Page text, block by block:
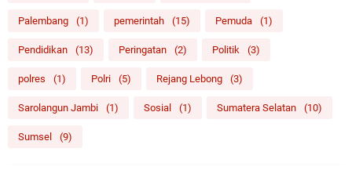
Palembang (1) pemerintah (15) Pemuda (1)
Pendidikan (13) Peringatan (2) Politik (3)
polres (1) Polri (5) Rejang Lebong (3)
Sarolangun Jambi (1) Sosial (1) Sumatera Selatan (10)
Sumsel (9)